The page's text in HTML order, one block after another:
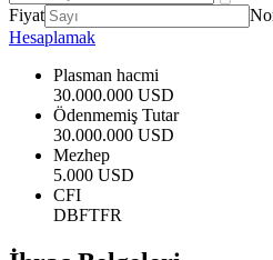
Fiyat
Hesaplamak
Plasman hacmi
30.000.000 USD
Ödenmemiş Tutar
30.000.000 USD
Mezhep
5.000 USD
CFI
DBFTFR